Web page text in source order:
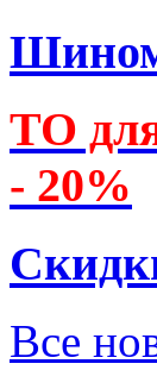
ТО
- 20%
Все